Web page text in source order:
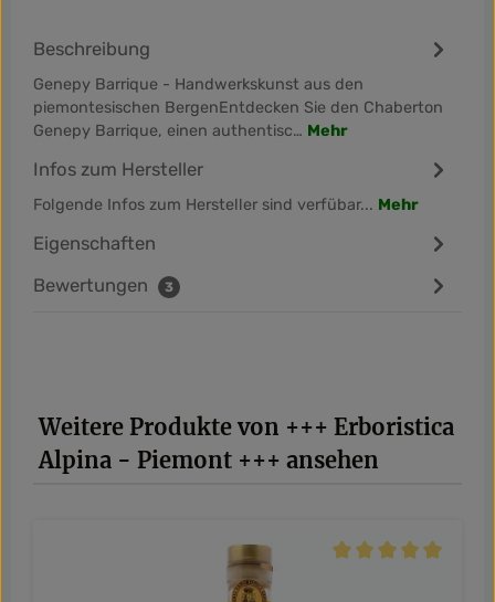
Beschreibung
Genepy Barrique - Handwerkskunst aus den
piemontesischen BergenEntdecken Sie den Chaberton
Genepy Barrique, einen authentisc… Mehr
Infos zum Hersteller
Folgende Infos zum Hersteller sind verfübar... Mehr
Eigenschaften
Bewertungen
3
Produktgalerie überspringen
Weitere Produkte von +++ Erboristica
Alpina - Piemont +++ ansehen